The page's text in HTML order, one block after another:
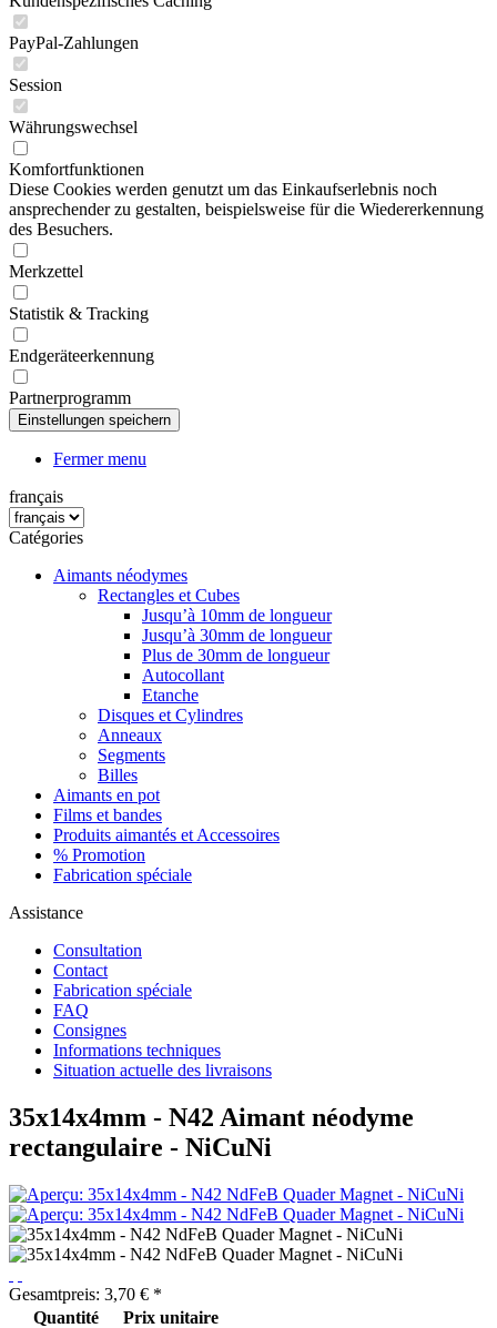
PayPal-Zahlungen
Session
Währungswechsel
Komfortfunktionen
Diese Cookies werden genutzt um das Einkaufserlebnis noch
ansprechender zu gestalten, beispielsweise für die Wiedererkennung
des Besuchers.
Merkzettel
Statistik & Tracking
Endgeräteerkennung
Partnerprogramm
Fermer menu
français
Catégories
Aimants néodymes
Rectangles et Cubes
Jusqu’à 10mm de longueur
Jusqu’à 30mm de longueur
Plus de 30mm de longueur
Autocollant
Etanche
Disques et Cylindres
Anneaux
Segments
Billes
Aimants en pot
Films et bandes
Produits aimantés et Accessoires
% Promotion
Fabrication spéciale
Assistance
Consultation
Contact
Fabrication spéciale
FAQ
Consignes
Informations techniques
Situation actuelle des livraisons
35x14x4mm - N42 Aimant néodyme
rectangulaire - NiCuNi
Gesamtpreis: 3,70 € *
Quantité
Prix unitaire